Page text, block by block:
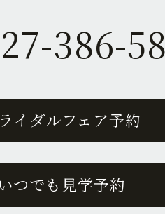
386-
イダルフェア予約
つでも見学予約